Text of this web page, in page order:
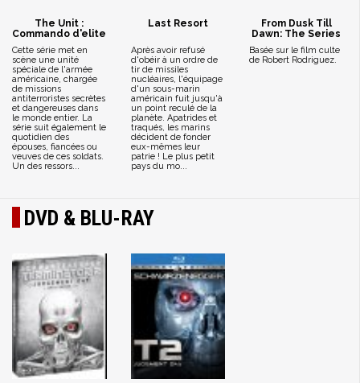
The Unit :
Commando d'elite
Cette série met en
scène une unité
spéciale de l'armée
américaine, chargée
de missions
antiterroristes secrètes
et dangereuses dans
le monde entier. La
série suit également le
quotidien des
épouses, fiancées ou
veuves de ces soldats.
Un des ressors...
Last Resort
Après avoir refusé
d'obéir à un ordre de
tir de missiles
nucléaires, l'équipage
d'un sous-marin
américain fuit jusqu'à
un point reculé de la
planète. Apatrides et
traqués, les marins
décident de fonder
eux-mêmes leur
patrie ! Le plus petit
pays du mo...
From Dusk Till
Dawn: The Series
Basée sur le film culte
de Robert Rodriguez.
DVD & BLU-RAY